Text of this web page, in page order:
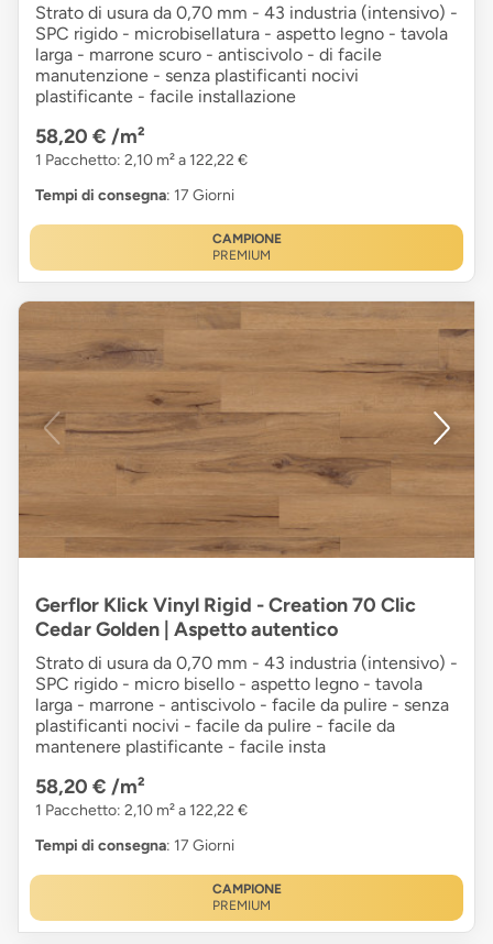
Strato di usura da 0,70 mm - 43 industria (intensivo) -
SPC rigido - microbisellatura - aspetto legno - tavola
larga - marrone scuro - antiscivolo - di facile
manutenzione - senza plastificanti nocivi
plastificante - facile installazione
58,20 € /m²
1 Pacchetto: 2,10 m² a 122,22 €
Tempi di consegna: 17 Giorni
CAMPIONE
PREMIUM
Gerflor Klick Vinyl Rigid - Creation 70 Clic
Cedar Golden | Aspetto autentico
Strato di usura da 0,70 mm - 43 industria (intensivo) -
SPC rigido - micro bisello - aspetto legno - tavola
larga - marrone - antiscivolo - facile da pulire - senza
plastificanti nocivi - facile da pulire - facile da
mantenere plastificante - facile insta
58,20 € /m²
1 Pacchetto: 2,10 m² a 122,22 €
Tempi di consegna: 17 Giorni
CAMPIONE
PREMIUM